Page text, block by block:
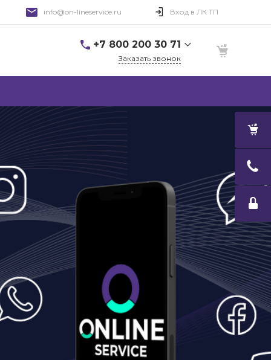
info@on-lineservice.ru Вход в ЛК ТП
+7 800 200 30 71
99А, 5 этаж, офис 506
Заказать звонок